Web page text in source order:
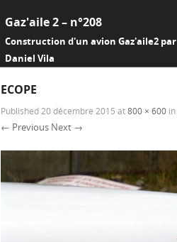
Gaz'aile 2 – n°208
Construction d'un avion Gaz'aile2 par
Daniel Vila
ECOPE
Published 20 décembre 2015 at800 × 600 in
← Previous Next →